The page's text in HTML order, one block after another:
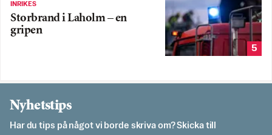
INRIKES
Storbrand i Laholm – en
gripen
5
Nyhetstips
Har du tips på något vi borde skriva om? Skicka till